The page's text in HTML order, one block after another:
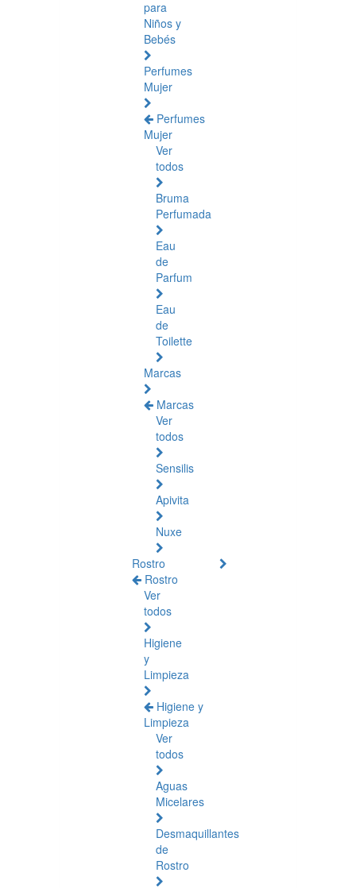
para
Niños y
Bebés
Perfumes
Mujer
Perfumes
Mujer
Ver
todos
Bruma
Perfumada
Eau
de
Parfum
Eau
de
Toilette
Marcas
Marcas
Ver
todos
Sensilis
Apivita
Nuxe
Rostro
Rostro
Ver
todos
Higiene
y
Limpieza
Higiene y
Limpieza
Ver
todos
Aguas
Micelares
Desmaquillantes
de
Rostro